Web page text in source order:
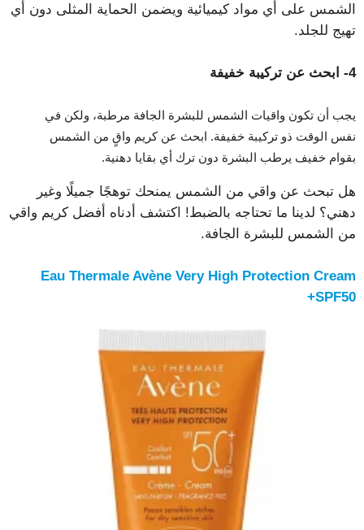
الشمس على أي مواد كيميائية ويضمن الحماية المثلى دون أي
تهيج للجلد.
4- ابحث عن تركيبة خفيفة
يجب أن تكون واقيات الشمس للبشرة الجافة مرطبة، ولكن في
نفس الوقت ذو تركيبة خفيفة. ابحث عن كريم واقٍ من الشمس
بقوام خفيف يرطب البشرة دون ترك أي بقايا دهنية.
هل تبحث عن واقي من الشمس يمنحك توهجًا جميلًا وغير
دهني؟ لدينا ما تحتاجه بالضبط! اكتشف أدناه أفضل كريم واقي
من الشمس للبشرة الجافة.
Eau Thermale Avène Very High Protection Cream
SPF50+